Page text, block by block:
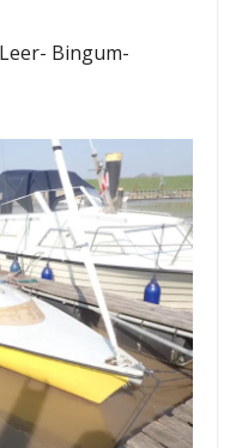
Bingum-